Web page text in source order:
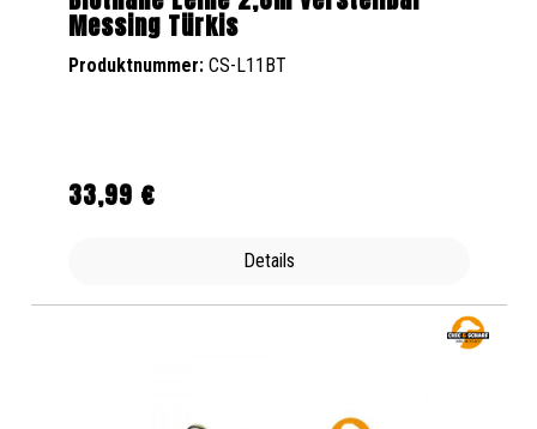
Messing Türkis
Produktnummer: CS-L11BT
Regulärer Preis:
33,99 €
Details